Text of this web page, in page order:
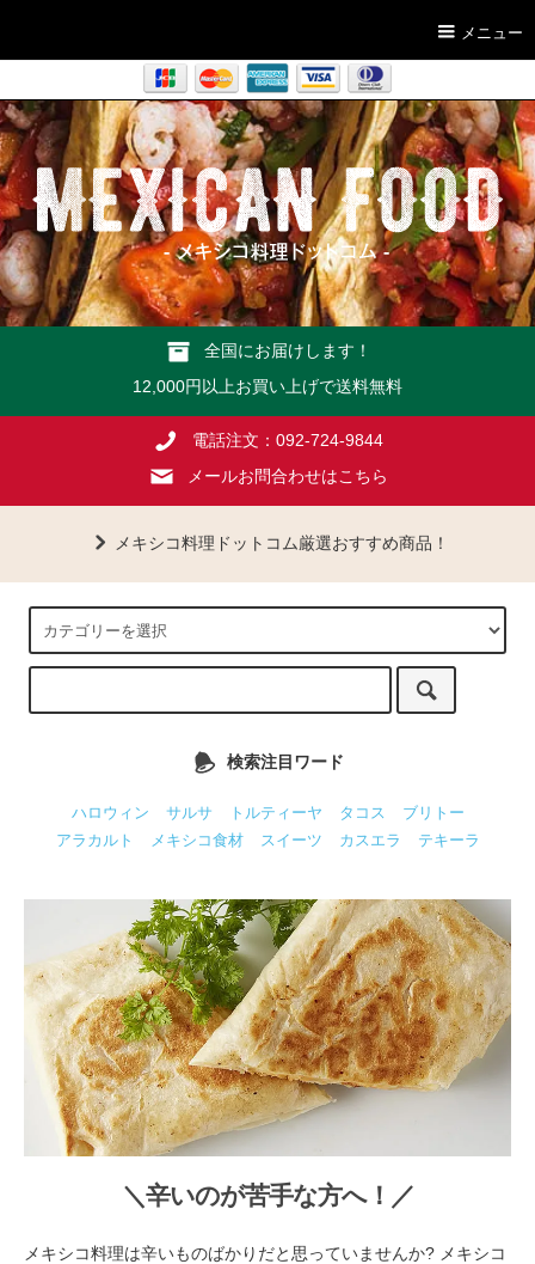
メニュー
全国にお届けします！
12,000円以上お買い上げで送料無料
電話注文：092-724-9844
メールお問合わせはこちら
メキシコ料理ドットコム厳選おすすめ商品！
検索注目ワード
ハロウィン サルサ トルティーヤ タコス
ブリトー
アラカルト
メキシコ食材 スイーツ カスエラ テキーラ
＼辛いのが苦手な方へ！／
メキシコ料理は辛いものばかりだと思っていませんか? メキシコ